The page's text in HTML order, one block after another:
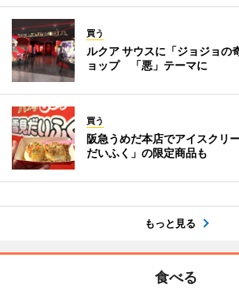
買う
ルクア サウスに「ジョジョの
ョップ 「悪」テーマに
買う
阪急うめだ本店でアイスクリ
だいふく」の限定商品も
もっと見る
食べる